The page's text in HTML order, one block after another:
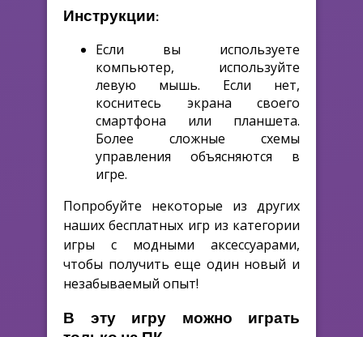
Инструкции:
Если вы используете
компьютер, используйте
левую мышь. Если нет,
коснитесь экрана своего
смартфона или планшета.
Более сложные схемы
управления объясняются в
игре.
Попробуйте некоторые из других
наших бесплатных игр из категории
игры с модными аксессуарами,
чтобы получить еще один новый и
незабываемый опыт!
В эту игру можно играть